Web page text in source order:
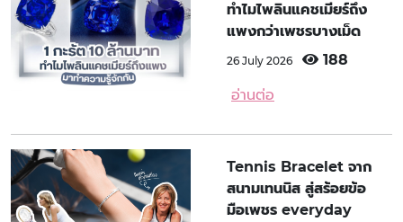
ทำไมไพลินแคชเมียร์ถึง
แพงกว่าเพชรบางเม็ด
26 July 2026 188
อ่านต่อ
Tennis Bracelet จาก
สนามเทนนิส สู่สร้อยข้อ
มือเพชร everyday